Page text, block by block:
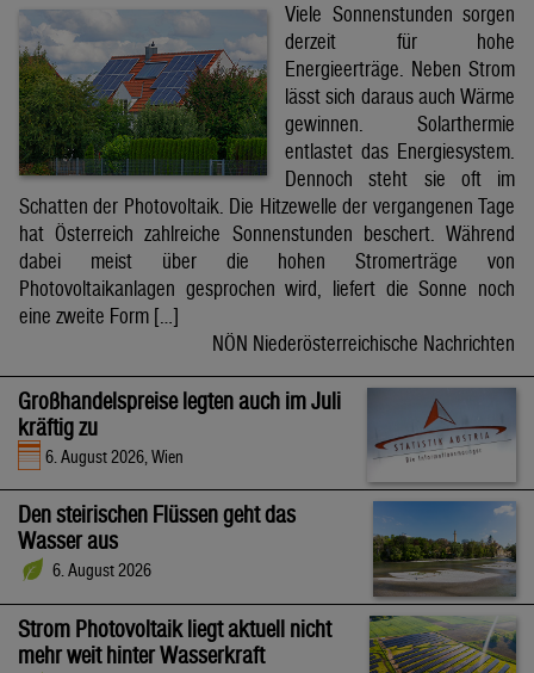
Viele Sonnenstunden sorgen
derzeit für hohe
Energieerträge. Neben Strom
lässt sich daraus auch Wärme
gewinnen. Solarthermie
entlastet das Energiesystem.
Dennoch steht sie oft im
Schatten der Photovoltaik. Die Hitzewelle der vergangenen Tage
hat Österreich zahlreiche Sonnenstunden beschert. Während
dabei meist über die hohen Stromerträge von
Photovoltaikanlagen gesprochen wird, liefert die Sonne noch
eine zweite Form […]
NÖN Niederösterreichische Nachrichten
Großhandelspreise legten auch im Juli
kräftig zu
6. August 2026, Wien
Den steirischen Flüssen geht das
Wasser aus
6. August 2026
Strom Photovoltaik liegt aktuell nicht
mehr weit hinter Wasserkraft